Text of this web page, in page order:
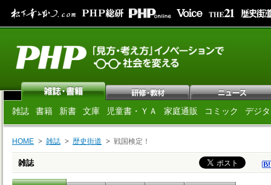
雑誌 書籍 新書 文庫 児童書・ＹＡ 家庭通販 コミック デジ
HOME 雑誌 歴史街道 戦国検定！
雑誌